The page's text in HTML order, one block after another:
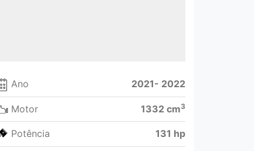
Ano 2021- 2022
Motor 1332 cm3
Potência 131 hp